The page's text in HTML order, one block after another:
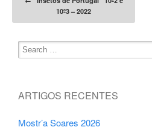
10º3 – 2022
ARTIGOS RECENTES
Mostr’a Soares 2026